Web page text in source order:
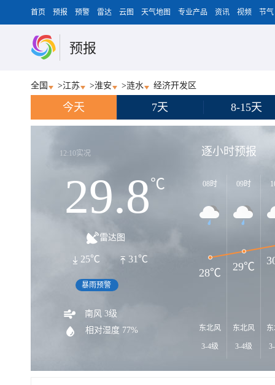
首页 预报 预警 雷达 云图 天气地图 专业产品 资讯 视频 节气
预报
全国 >江苏 >淮安 >涟水 经济开发区
今天 7天 8-15天
12:10实况
29.8℃
雷达图
31℃
25℃
暴雨预警
南风 3级
相对湿度 77%
逐小时预报
08时
东北风
3-4级
09时
东北风
3-4级
28℃ 29℃